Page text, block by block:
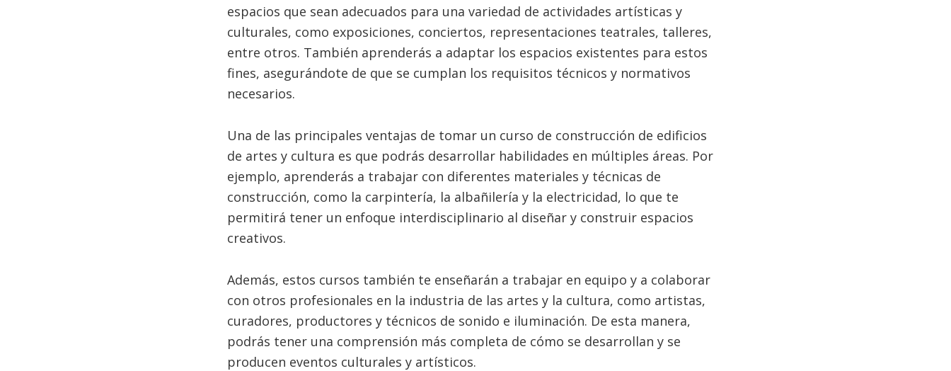
espacios que sean adecuados para una variedad de actividades artísticas y
culturales, como exposiciones, conciertos, representaciones teatrales, talleres,
entre otros. También aprenderás a adaptar los espacios existentes para estos
fines, asegurándote de que se cumplan los requisitos técnicos y normativos
necesarios.
Una de las principales ventajas de tomar un curso de construcción de edificios
de artes y cultura es que podrás desarrollar habilidades en múltiples áreas. Por
ejemplo, aprenderás a trabajar con diferentes materiales y técnicas de
construcción, como la carpintería, la albañilería y la electricidad, lo que te
permitirá tener un enfoque interdisciplinario al diseñar y construir espacios
creativos.
Además, estos cursos también te enseñarán a trabajar en equipo y a colaborar
con otros profesionales en la industria de las artes y la cultura, como artistas,
curadores, productores y técnicos de sonido e iluminación. De esta manera,
podrás tener una comprensión más completa de cómo se desarrollan y se
producen eventos culturales y artísticos.